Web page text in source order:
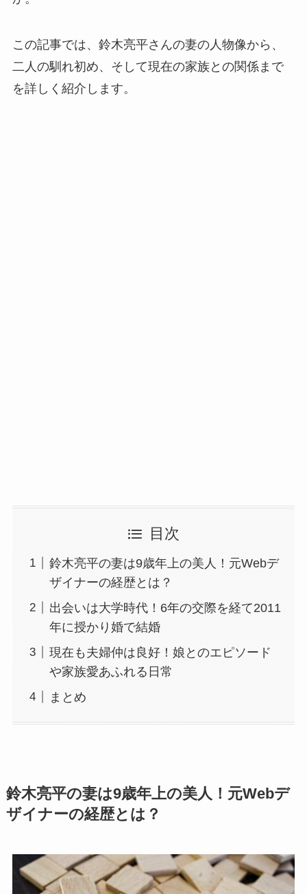
この記事では、鈴木亮平さんの妻の人物像から、
二人の馴れ初め、そして現在の家族との関係まで
を詳しく紹介します。
目次
鈴木亮平の妻は9歳年上の美人！元Webデ
ザイナーの経歴とは？
出会いは大学時代！6年の交際を経て2011
年に授かり婚で結婚
現在も夫婦仲は良好！娘とのエピソード
や家族愛あふれる日常
まとめ
鈴木亮平の妻は9歳年上の美人！元Webデ
ザイナーの経歴とは？